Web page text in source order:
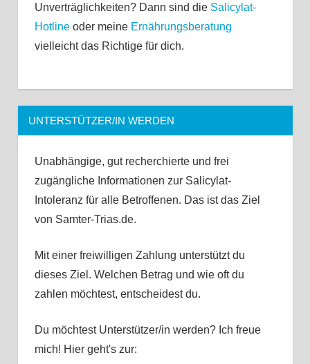
Unverträglichkeiten? Dann sind die Salicylat-
Hotlineoder meine Ernährungsberatung
vielleicht das Richtige für dich.
UNTERSTÜTZER/IN WERDEN
Unabhängige, gut recherchierte und frei
zugängliche Informationen zur Salicylat-
Intoleranz für alle Betroffenen. Das ist das Ziel
von Samter-Trias.de.
Mit einer freiwilligen Zahlung unterstützt du
dieses Ziel. Welchen Betrag und wie oft du
zahlen möchtest, entscheidest du.
Du möchtest Unterstützer/in werden? Ich freue
mich! Hier geht's zur: